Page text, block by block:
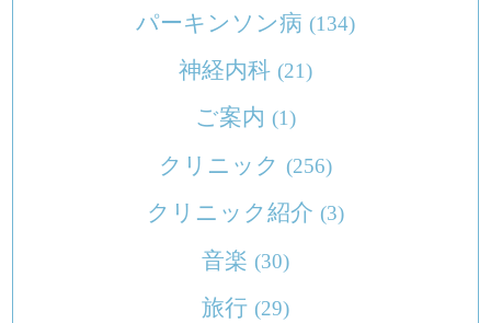
パーキンソン病 (134)
神経内科 (21)
ご案内 (1)
クリニック (256)
クリニック紹介 (3)
音楽 (30)
旅行 (29)